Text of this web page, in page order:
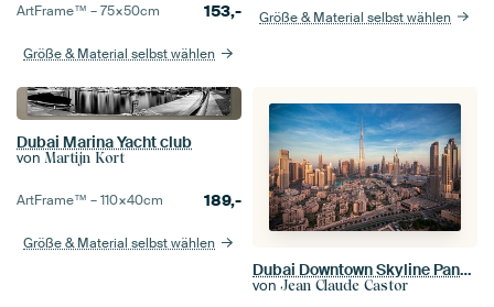
ArtFrame™ –75×50cm 153,-
Größe & Material selbst wählen
Größe & Material selbst wählen
Dubai Marina Yacht club
von Martijn Kort
ArtFrame™ –110×40cm 189,-
Größe & Material selbst wählen
Dubai Downtown Skyline Panorama am Abend
von Jean Claude Castor